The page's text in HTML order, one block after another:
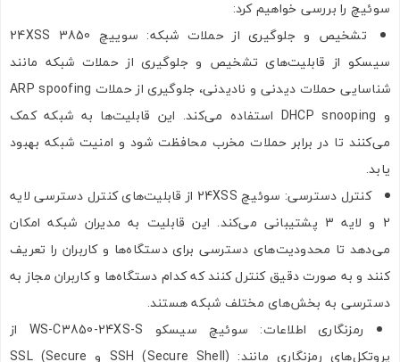
سوئیچ را بررسی خواهیم کرد:
تشخیص و جلوگیری از حملات شبکه: سوییچ 3850 24XSS
سیسکو از قابلیت‌های تشخیص و جلوگیری از حملات شبکه مانند
شناسایی حملات دیدنی و نا‌دیدنی، جلوگیری از حملات ARP spoofing
و DHCP snooping استفاده می‌کند. این قابلیت‌ها به شبکه کمک
می‌کنند تا در برابر حملات مخرب محافظت شود و امنیت شبکه بهبود
یابد.
کنترل دسترسی: سوئیچ 24XSS از قابلیت‌های کنترل دسترسی لایه
2 و لایه 3 پشتیبانی می‌کند. این قابلیت به مدیران شبکه امکان
می‌دهد تا محدودیت‌های دسترسی برای دستگاه‌ها و کاربران را تعریف
کنند و به صورت دقیق کنترل کنند که کدام دستگاه‌ها و کاربران مجاز به
دسترسی به بخش‌های مختلف شبکه هستند.
رمزنگاری اطلاعات: سوئیچ سیسکو WS-C3850-24XS-S از
پروتکل‌های رمزنگاری مانند: SSH (Secure Shell) و SSL (Secure